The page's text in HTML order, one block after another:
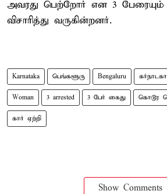
அவரது பெற்றோர் என 3 பேரையும்
விசாரித்து வருகின்றனர்.
Karnataka பெங்களூரு Bengaluru கர்நாடகா
Woman 3 arrested 3 பேர் கைது கொடூர
கார் ஏற்றி
Show Comments